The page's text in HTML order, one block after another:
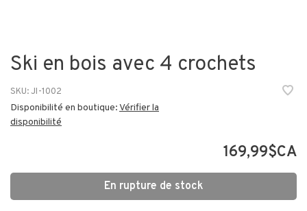
Ski en bois avec 4 crochets
SKU:JI-1002
Disponibilité en boutique:Vérifier la
disponibilité
169,99$CA
En rupture de stock